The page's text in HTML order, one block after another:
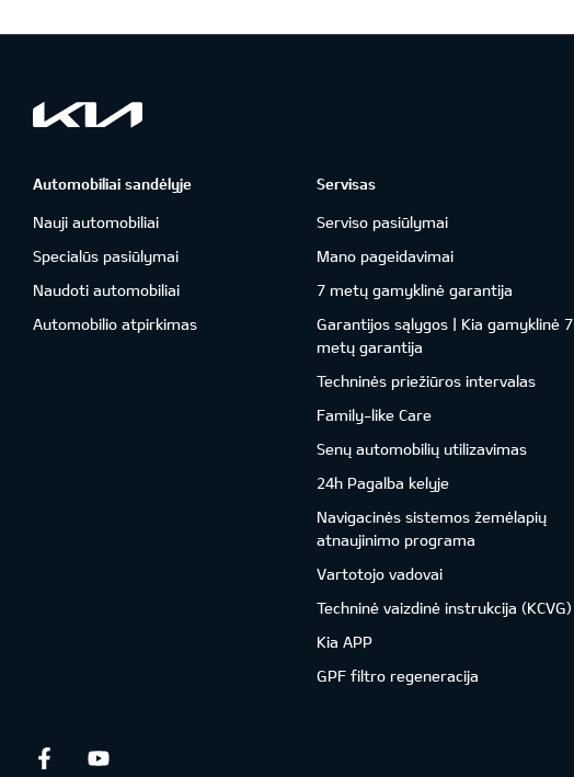
Automobiliai sandėlyje
Nauji automobiliai
Specialūs pasiūlymai
Naudoti automobiliai
Automobilio atpirkimas
Servisas
Serviso pasiūlymai
Mano pageidavimai
7 metų gamyklinė garantija
Garantijos sąlygos | Kia gamyklinė 7
metų garantija
Techninės priežiūros intervalas
Family-like Care
Senų automobilių utilizavimas
24h Pagalba kelyje
Navigacinės sistemos žemėlapių
atnaujinimo programa
Vartotojo vadovai
Techninė vaizdinė instrukcija (KCVG)
Kia APP
GPF filtro regeneracija
Facebook